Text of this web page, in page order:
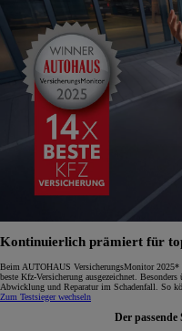
Kontinuierlich prämiert für
Beim AUTOHAUS VersicherungsMonitor 2025*
beste Kfz-Versicherung ausgezeichnet.
Abwicklung und Reparatur im Schadenfall. So
Zum Testsieger wechseln
Der